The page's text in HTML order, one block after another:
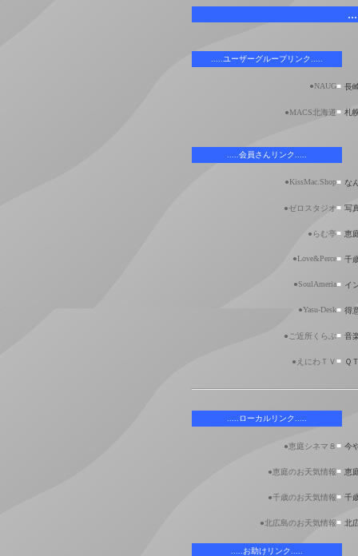
.....ユーザーグループリンク.....
●NAUG■ 長
●MACS北海道■ 札
.....会員さんリンク.....
●KissMac.Shop■ な
●ゼロスタジオ■ 写
●らむ亭■ 恵
●Love&Perce■ 千
●SoulAmeria■ イ
●Yasu-Desk■ 得
●ご近所くらぶ■ 音
●えにわＴＶ■ Ｑ
.....ローカルリンク.....
●恵庭シネマ８■ 今
●恵庭のお天気情報■ 恵
●千歳のお天気情報■ 千
●北広島のお天気情報■ 北
.....お助けリンク.....